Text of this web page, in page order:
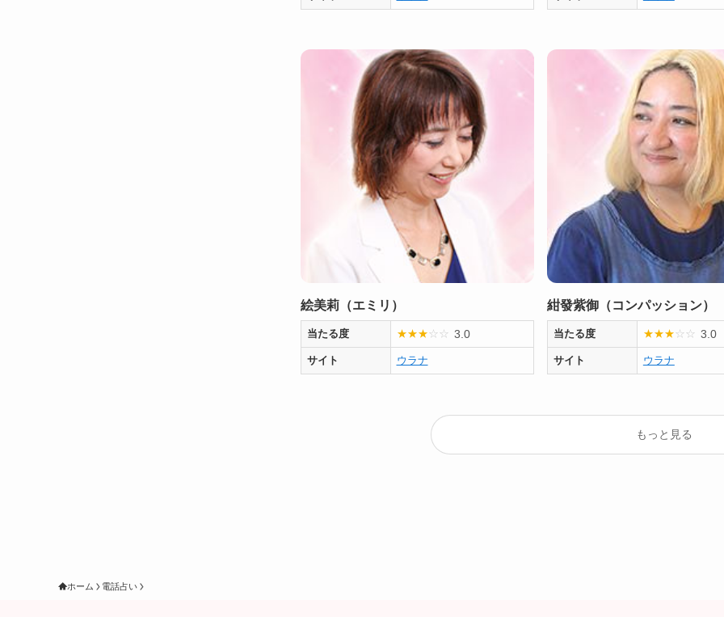
絵美莉（エミリ）
当たる度 ★★★☆☆ 3.0
サイト ウラナ
紺發紫御（コンパッション）
当たる度 ★★★☆☆ 3.0
サイト ウラナ
もっと見る
ホーム 電話占い